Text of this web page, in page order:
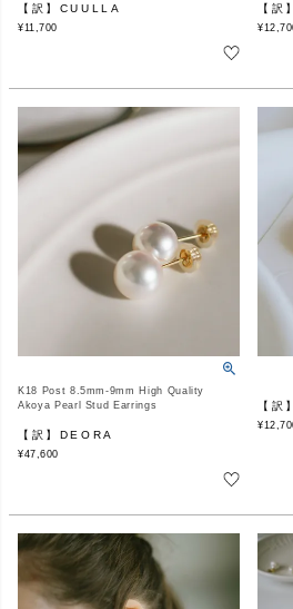
【訳】CUULLA
¥11,700
【
¥
K18 Post 8.5mm-9mm High Quality
Akoya Pearl Stud Earrings
【訳】DEORA
¥47,600
【
¥